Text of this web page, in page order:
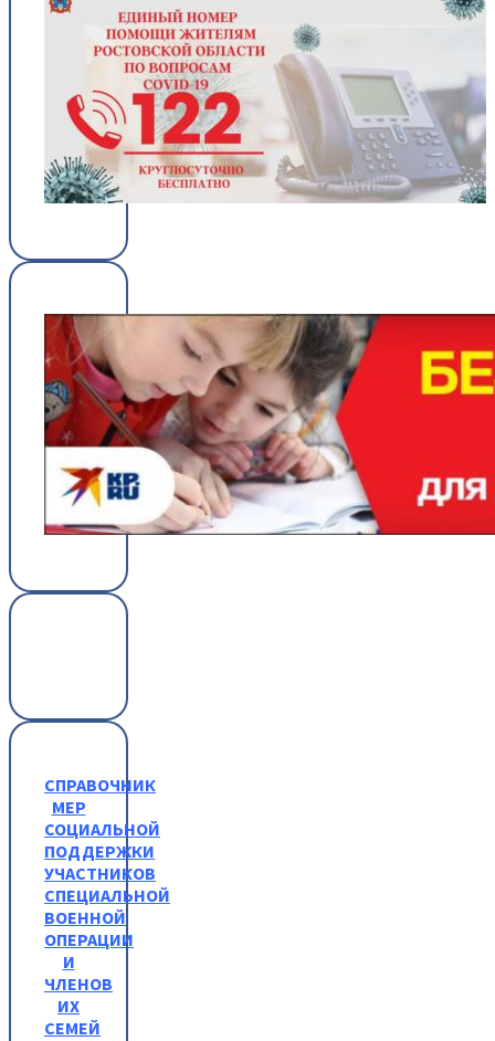
СПРАВОЧНИК
МЕР
СОЦИАЛЬНОЙ
ПОДДЕРЖКИ
УЧАСТНИКОВ
СПЕЦИАЛЬНОЙ
ВОЕННОЙ
ОПЕРАЦИИ
И
ЧЛЕНОВ
ИХ
СЕМЕЙ